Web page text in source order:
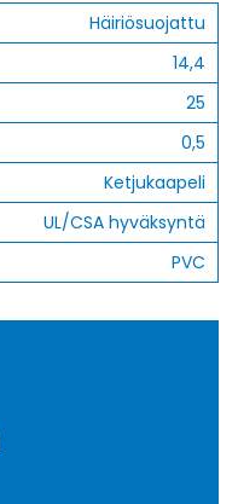
Häiriösuojattu
14,4
25
0,5
Ketjukaapeli
UL/CSA hyväksyntä
PVC